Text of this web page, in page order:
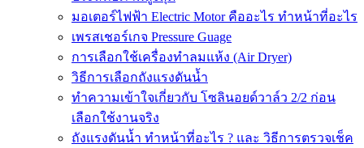
มอเตอร์ไฟฟ้า Electric Motor คืออะไร ทำหน้าที่อะไร
เพรสเชอร์เกจ Pressure Guage
การเลือกใช้เครื่องทำลมแห้ง (Air Dryer)
วิธีการเลือกถังแรงดันน้ำ
ทำความเข้าใจเกี่ยวกับ โซลินอยด์วาล์ว 2/2 ก่อน
เลือกใช้งานจริง
ถังแรงดันน้ำ ทำหน้าที่อะไร ? และ วิธีการตรวจเช็ค